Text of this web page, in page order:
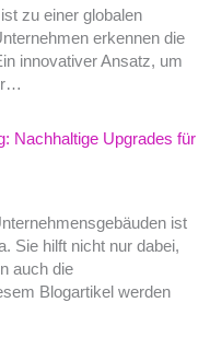
zu einer globalen
erkennen die
innovativer Ansatz, um
Nachhaltige Upgrades für
ist
Sie hilft nicht nur dabei,
auch die
Blogartikel werden